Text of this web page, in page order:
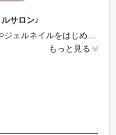
サロン♪
もっと見る